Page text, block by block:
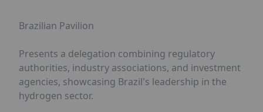
Brazilian Pavilion
Presents a delegation combining regulatory
authorities, industry associations, and investment
agencies, showcasing Brazil's leadership in the
hydrogen sector.